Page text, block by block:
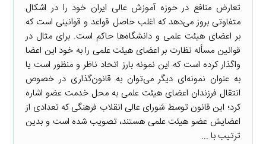
تعارض منافع در حوزه آموزش عالی ایران خود را در اشکال
متفاوتی بروز می‌دهد که اغلب حاصل قواعد و قوانینی است که
بر اعضای هیئت علمی و دانشگاه‌ها حاکم است. برای مثال در
قوانین مسأله نظارت بر اعضای هیئت علمی را به خود این اعضا
واگذار کرده است که این نمونه بارز اتحاد ناظر و منظور است یا
به عنوان نمونه‌ای دیگر می‌توان به قانون‌گذاری در خصوص
انتقال فرزندان اعضای هیئت علمی به محل خدمت عضو اشاره
کرد؛ این قانون توسط شورای عالی انقلاب فرهنگی که تعدادی از
اعضایش عضو هیئت علمی هستند، تصویب شده است و بدین
ترتیب با ...